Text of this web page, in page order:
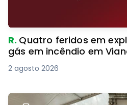
R. Quatro feridos em
gás em incêndio em
2 agosto 2026